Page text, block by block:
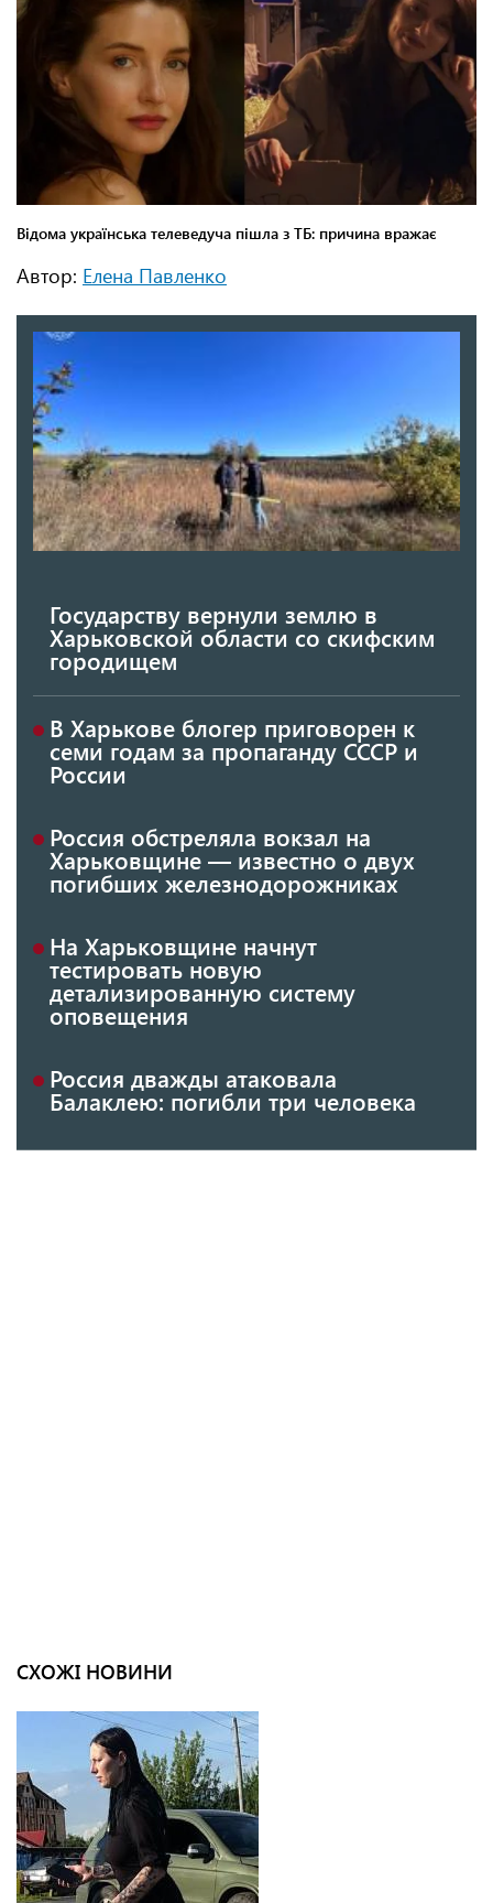
Автор: Елена Павленко
Государству вернули землю в
Харьковской области со скифским
городищем
В Харькове блогер приговорен к
семи годам за пропаганду СССР и
России
Россия обстреляла вокзал на
Харьковщине — известно о двух
погибших железнодорожниках
На Харьковщине начнут
тестировать новую
детализированную систему
оповещения
Россия дважды атаковала
Балаклею: погибли три человека
СХОЖІ НОВИНИ